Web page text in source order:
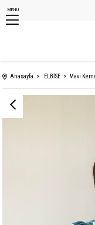
MENU
Anasayfa ELBİSE Mavi